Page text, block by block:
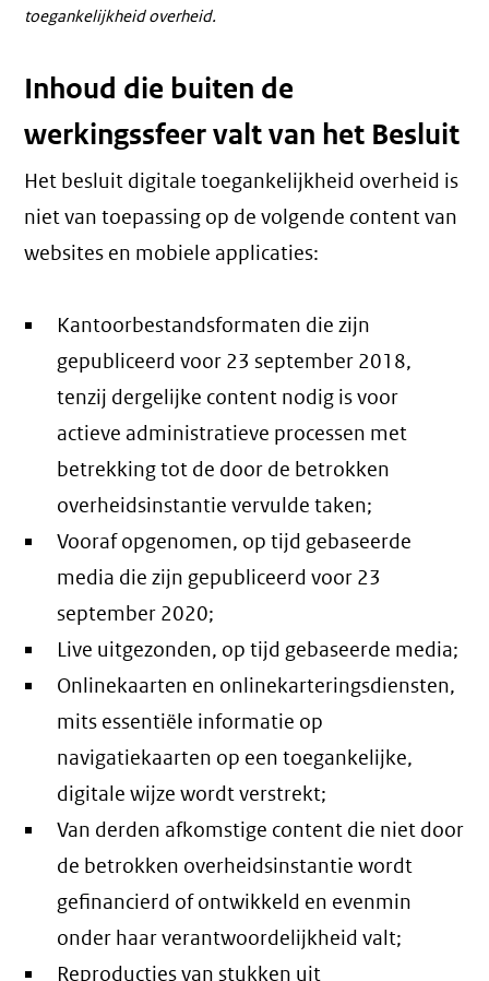
link)
toegankelijkheid overheid.
Inhoud die buiten de
werkingssfeer valt van het Besluit
Het besluit digitale toegankelijkheid overheid is
niet van toepassing op de volgende content van
websites en mobiele applicaties:
Kantoorbestandsformaten die zijn
gepubliceerd voor 23 september 2018,
tenzij dergelijke content nodig is voor
actieve administratieve processen met
betrekking tot de door de betrokken
overheidsinstantie vervulde taken;
Vooraf opgenomen, op tijd gebaseerde
media die zijn gepubliceerd voor 23
september 2020;
Live uitgezonden, op tijd gebaseerde media;
Onlinekaarten en onlinekarteringsdiensten,
mits essentiële informatie op
navigatiekaarten op een toegankelijke,
digitale wijze wordt verstrekt;
Van derden afkomstige content die niet door
de betrokken overheidsinstantie wordt
gefinancierd of ontwikkeld en evenmin
onder haar verantwoordelijkheid valt;
Reproducties van stukken uit